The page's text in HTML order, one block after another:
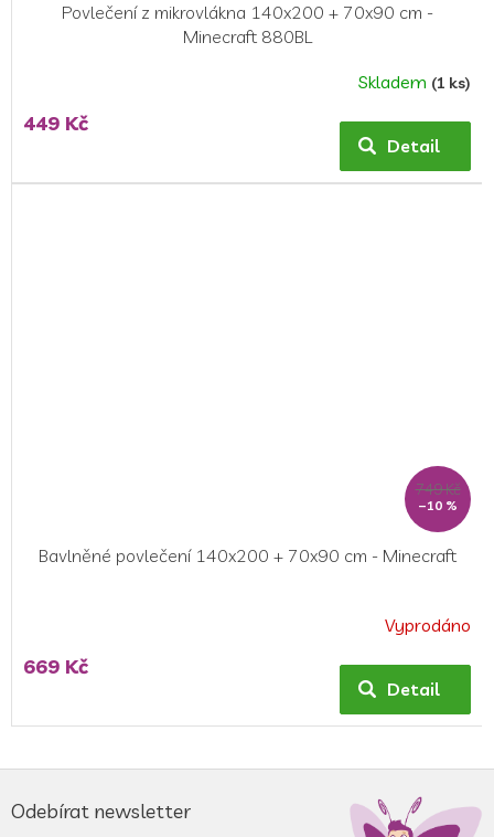
Povlečení z mikrovlákna 140x200 + 70x90 cm -
Minecraft 880BL
Skladem (1 ks)
449 Kč
Detail
749 Kč
–10 %
Bavlněné povlečení 140x200 + 70x90 cm - Minecraft
hodnocení
produktu
5,0
5
hvězdiček.
Vyprodáno
669 Kč
Detail
áOdebírat newsletter